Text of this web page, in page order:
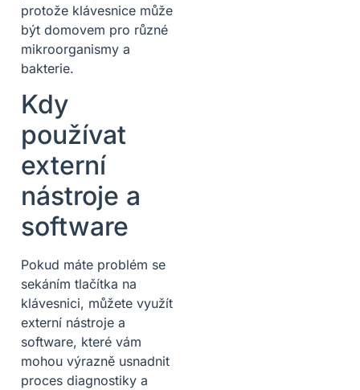
protože klávesnice může
být domovem pro různé
mikroorganismy a
bakterie.
Kdy
používat
externí
nástroje a
software
Pokud máte problém se
sekáním tlačítka na
klávesnici, můžete využít
externí nástroje a
software, které vám
mohou výrazně usnadnit
proces diagnostiky a